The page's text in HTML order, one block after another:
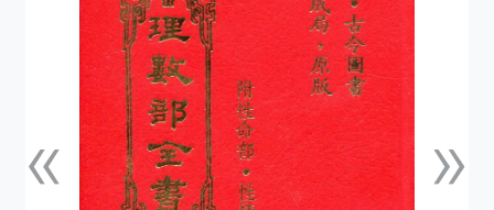
«上一張 »下一